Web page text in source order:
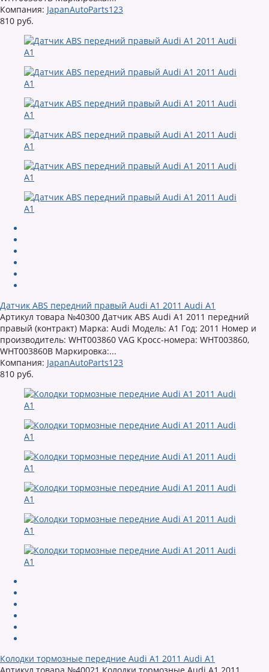
Компания: JapanAutoParts123
810 руб.
Датчик ABS передний правый Audi A1 2011 Audi A1
Артикул товара №40300 Датчик ABS Audi A1 2011 передний
правый (контракт) Марка: Audi Модель: A1 Год: 2011 Номер и
производитель: WHT003860 VAG Кросс-номера: WHT003860,
WHT003860B Маркировка:...
Компания: JapanAutoParts123
810 руб.
Колодки тормозные передние Audi A1 2011 Audi A1
Артикул товара №40021 Колодки тормозные Audi A1 2011